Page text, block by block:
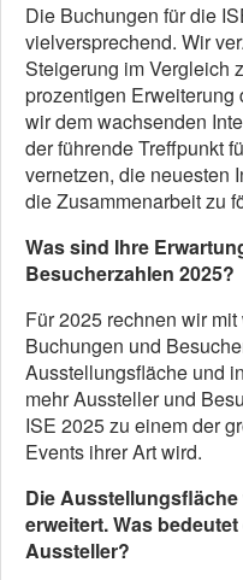
Die Buchungen für die
vielversprechend. Wir
Steigerung im Vergleich
prozentigen
wir dem wachsenden
der führende Treffpunkt
vernetzen, die neuesten
die Zusammenarbeit zu
Was sind Ihre
Besucherzahlen 2025?
Für 2025 rechnen wir
Buchungen und
Ausstellungsfläche und
mehr Aussteller und
ISE 2025 zu einem der
Events ihrer Art wird.
Die
erweitert. Was
Aussteller?